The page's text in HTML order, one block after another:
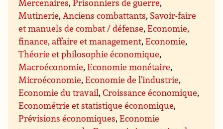
Mercenaires,Prisonniers de guerre,
Mutinerie,Anciens combattants, Savoir-faire
et manuels de combat / défense,Economie,
finance, affaire et management,Economie,
Théorie et philosophie économique,
Macroéconomie,Economie monétaire,
Microéconomie,Economie de l’industrie,
Economie du travail,Croissance économique,
Econométrie et statistique économique,
Prévisions économiques,Economie